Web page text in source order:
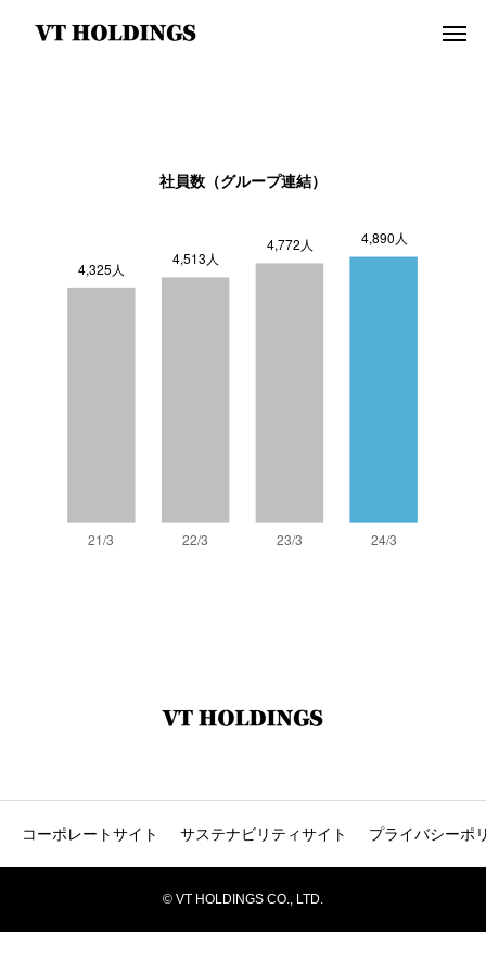
社員数（グループ連結）
コーポレートサイト サステナビリティサイト プライバシーポ
© VT HOLDINGS CO., LTD.